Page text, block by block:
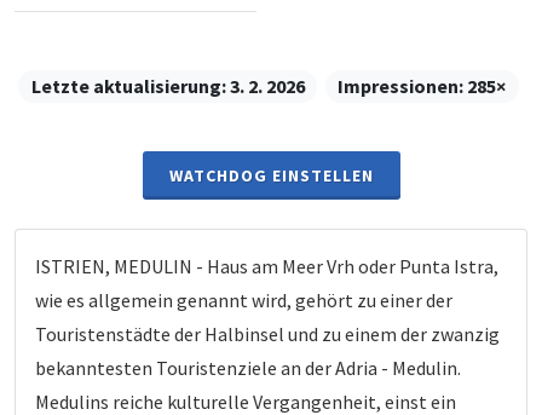
Letzte aktualisierung:3. 2. 2026 Impressionen: 285×
WATCHDOG EINSTELLEN
ISTRIEN, MEDULIN - Haus am Meer Vrh oder Punta Istra,
wie es allgemein genannt wird, gehört zu einer der
Touristenstädte der Halbinsel und zu einem der zwanzig
bekanntesten Touristenziele an der Adria - Medulin.
Medulins reiche kulturelle Vergangenheit, einst ein